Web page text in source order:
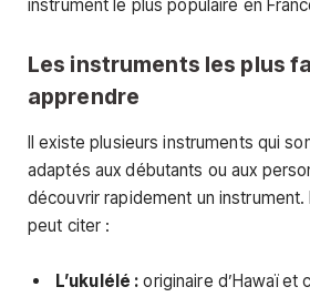
instrument le plus populaire en
Les instruments les plus
apprendre
Il existe plusieurs instruments qui
adaptés aux débutants ou aux
découvrir rapidement un instrument.
peut citer :
L’ukulélé : originaire d’Hawaï et